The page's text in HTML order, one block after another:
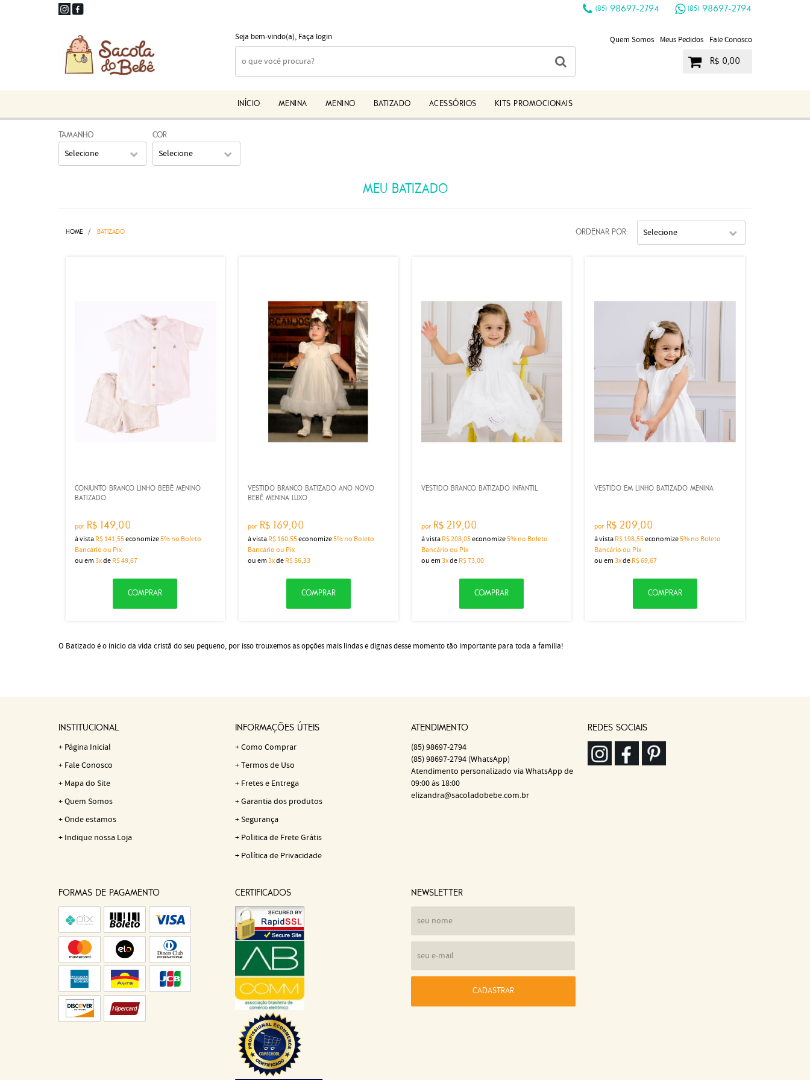
(85) 98697-2794 (85) 98697-2794
Seja bem-vindo(a), Faça login Quem Somos Meus Pedidos Fale Conosco
R$ 0,00
INÍCIO MENINA MENINO BATIZADO ACESSÓRIOS KITS PROMOCIONAIS
TAMANHO
Selecione
COR
Selecione
MEU BATIZADO
HOME BATIZADO ORDENAR POR Selecione
CONJUNTO BRANCO LINHO BEBÊ MENINO
BATIZADO
por R$ 149,00
à vistaR$ 141,55economize5% no Boleto
Bancário ou Pix
ou em3xdeR$ 49,67
COMPRAR
VESTIDO BRANCO BATIZADO ANO NOVO
BEBÊ MENINA LUXO
por R$ 169,00
à vistaR$ 160,55economize5%no Boleto
Bancário ou Pix
ou em3xdeR$ 56,33
COMPRAR
VESTIDO BRANCO BATIZADO INFANTIL
por R$ 219,00
à vistaR$ 208,05economize5% no Boleto
Bancário ou Pix
ou em3xdeR$ 73,00
COMPRAR
VESTIDO EM LINHO BATIZADO MENINA
por R$ 209,00
à vistaR$ 198,55economize5%no Boleto
Bancário ou Pix
ou em3xdeR$ 69,67
COMPRAR
O Batizado é o ínicio da vida cristã do seu pequeno, por isso trouxemos as opções mais lindas e dignas desse momento tão importante para toda a família!
INSTITUCIONAL
Página Inicial
Fale Conosco
Mapa do Site
Quem Somos
Onde estamos
Indique nossa Loja
INFORMAÇÕES ÚTEIS
Como Comprar
Termos de Uso
Fretes e Entrega
Garantia dos produtos
Segurança
Politica de Frete Grátis
Política de Privacidade
ATENDIMENTO
(85) 98697-2794
(85) 98697-2794 (WhatsApp)
Atendimento personalizado via WhatsApp de
09:00 às 18:00
elizandra@sacoladobebe.com.br
REDES SOCIAIS
FORMAS DE PAGAMENTO CERTIFICADOS NEWSLETTER
CADASTRAR